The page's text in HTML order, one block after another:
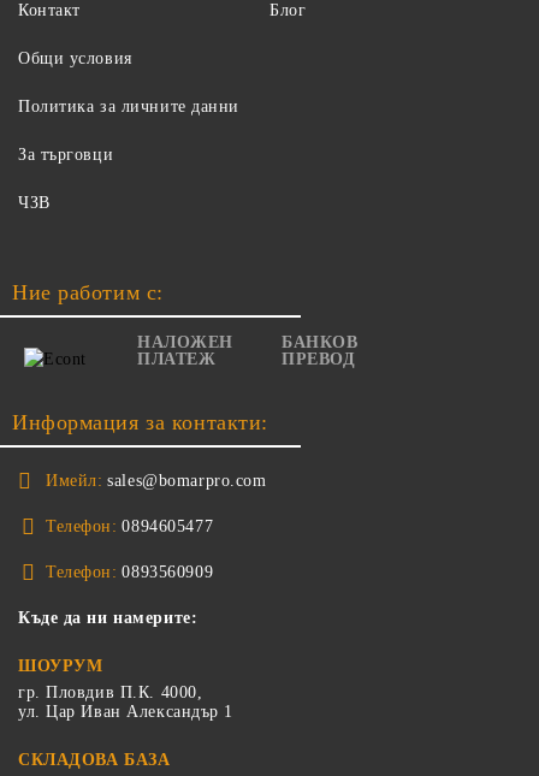
Контакт Блог
Общи условия
Политика за личните данни
За търговци
ЧЗВ
Ние работим с:
НАЛОЖЕН
ПЛАТЕЖ
БАНКОВ
ПРЕВОД
Информация за контакти:
Имейл: sales@bomarpro.com
Телефон: 0894605477
Телефон: 0893560909
Къде да ни намерите:
ШОУРУМ
гр. Пловдив П.К. 4000,
ул. Цар Иван Александър 1
СКЛАДОВА БАЗА